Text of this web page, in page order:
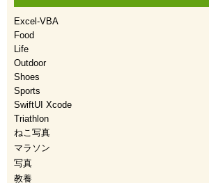
Excel-VBA
Food
Life
Outdoor
Shoes
Sports
SwiftUI Xcode
Triathlon
ねこ写真
マラソン
写真
教養